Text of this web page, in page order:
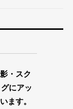
・スク
にアッ
ます。